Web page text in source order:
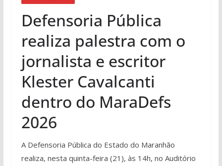
Defensoria Pública
realiza palestra com o
jornalista e escritor
Klester Cavalcanti
dentro do MaraDefs
2026
A Defensoria Pública do Estado do Maranhão
realiza, nesta quinta-feira (21), às 14h, no Auditório